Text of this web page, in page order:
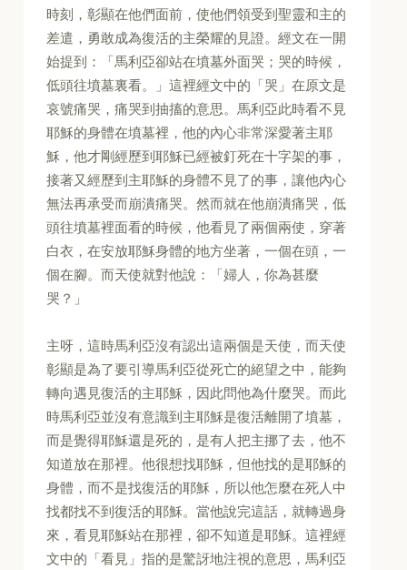
時刻，彰顯在他們面前，使他們領受到聖靈和主的
差遣，勇敢成為復活的主榮耀的見證。經文在一開
始提到：「馬利亞卻站在墳墓外面哭；哭的時候，
低頭往墳墓裏看。」這裡經文中的「哭」在原文是
哀號痛哭，痛哭到抽搐的意思。馬利亞此時看不見
耶穌的身體在墳墓裡，他的內心非常深愛著主耶
穌，他才剛經歷到耶穌已經被釘死在十字架的事，
接著又經歷到主耶穌的身體不見了的事，讓他內心
無法再承受而崩潰痛哭。然而就在他崩潰痛哭，低
頭往墳墓裡面看的時候，他看見了兩個兩使，穿著
白衣，在安放耶穌身體的地方坐著，一個在頭，一
個在腳。而天使就對他說：「婦人，你為甚麼
哭？」
主呀，這時馬利亞沒有認出這兩個是天使，而天使
彰顯是為了要引導馬利亞從死亡的絕望之中，能夠
轉向遇見復活的主耶穌，因此問他為什麼哭。而此
時馬利亞並沒有意識到主耶穌是復活離開了墳墓，
而是覺得耶穌還是死的，是有人把主挪了去，他不
知道放在那裡。他很想找耶穌，但他找的是耶穌的
身體，而不是找復活的耶穌，所以他怎麼在死人中
找都找不到復活的耶穌。當他說完這話，就轉過身
來，看見耶穌站在那裡，卻不知道是耶穌。這裡經
文中的「看見」指的是驚訝地注視的意思，馬利亞